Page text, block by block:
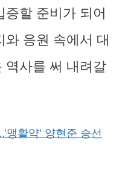
증할 준비가 되어
와 응원 속에서 대
역사를 써 내려갈
맹활약' 양현준 승선